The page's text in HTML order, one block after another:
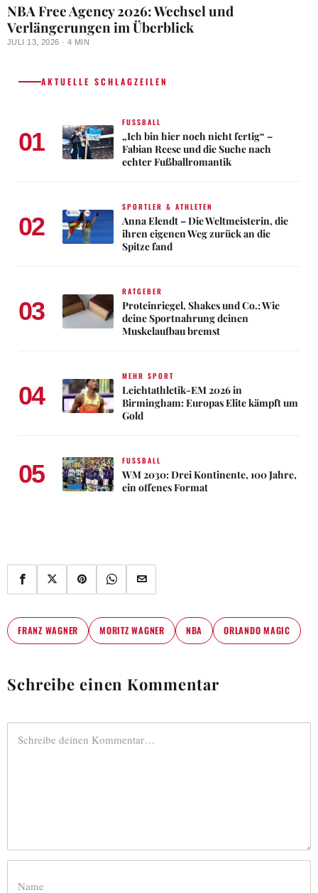
NBA Free Agency 2026: Wechsel und
Verlängerungen im Überblick
JULI 13, 2026 · 4 MIN
AKTUELLE SCHLAGZEILEN
01
FUSSBALL
„Ich bin hier noch nicht fertig“ –
Fabian Reese und die Suche nach
echter Fußballromantik
02
SPORTLER & ATHLETEN
Anna Elendt – Die Weltmeisterin, die
ihren eigenen Weg zurück an die
Spitze fand
03
RATGEBER
Proteinriegel, Shakes und Co.: Wie
deine Sportnahrung deinen
Muskelaufbau bremst
04
MEHR SPORT
Leichtathletik-EM 2026 in
Birmingham: Europas Elite kämpft um
Gold
05 FUSSBALL
WM 2030: Drei Kontinente, 100 Jahre,
ein offenes Format
FRANZ WAGNER MORITZ WAGNER NBA ORLANDO MAGIC
Schreibe einen Kommentar